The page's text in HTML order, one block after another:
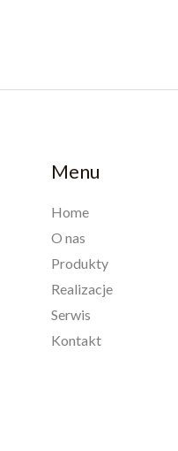
Menu
Home
O nas
Produkty
Realizacje
Serwis
Kontakt